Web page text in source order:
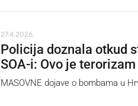
27.4.2026.
Policija doznala otkud
SOA-i: Ovo je terorizam
MASOVNE dojave o bombama u